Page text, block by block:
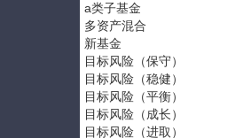
a类子基金
多资产混合
新基金
目标风险（保守）
目标风险（稳健）
目标风险（平衡）
目标风险（成长）
目标风险（进取）